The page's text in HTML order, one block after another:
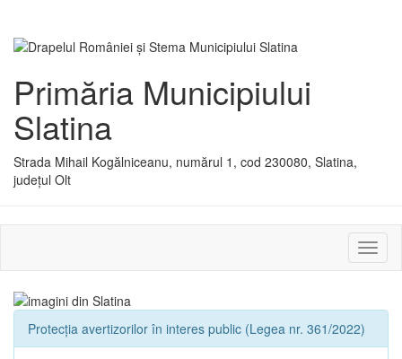
Primăria Municipiului
Slatina
Strada Mihail Kogălniceanu, numărul 1, cod 230080, Slatina,
județul Olt
sau
Protecția avertizorilor în interes public (Legea nr. 361/2022)